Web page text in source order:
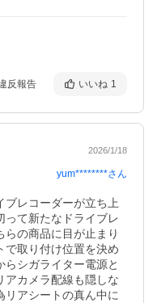
反報告 いいね 1
2026/1/18
yum********さん
ブレコーダーが立ち上
って新たなドライブレ
らの商品に目が止まり
で取り付け位置を決め
シガライター電源と
アカメラ配線も隠しな
リアシートの真ん中に